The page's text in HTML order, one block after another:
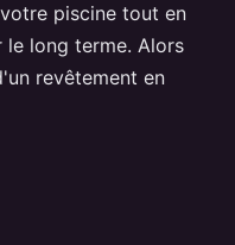
piscine tout en
le long terme. Alors
revêtement en